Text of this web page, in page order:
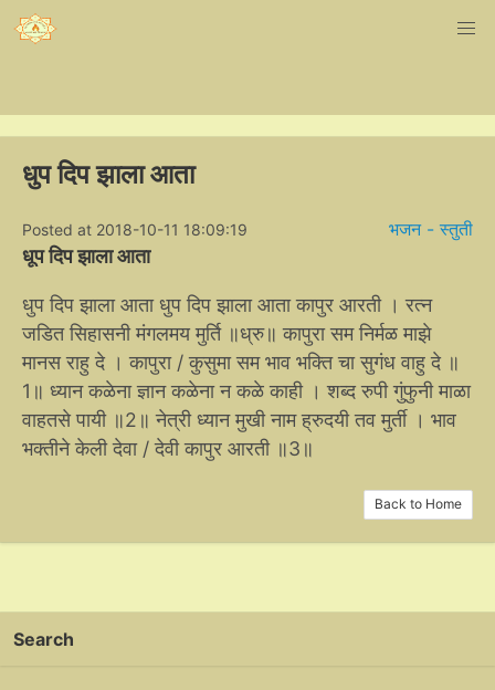
धुप दिप झाला आता
भजन - स्तुती
Posted at 2018-10-11 18:09:19
धूप दिप झाला आता
धुप दिप झाला आता धुप दिप झाला आता कापुर आरती । रत्न
जडित सिहासनी मंगलमय मुर्ति ॥ध्रु॥ कापुरा सम निर्मळ माझे
मानस राहु दे । कापुरा / कुसुमा सम भाव भक्ति चा सुगंध वाहु दे ॥
1॥ ध्यान कळेना ज्ञान कळेना न कळे काही । शब्द रुपी गुंफुनी माळा
वाहतसे पायी ॥2॥ नेत्री ध्यान मुखी नाम ह्रुदयी तव मुर्ती । भाव
भक्तीने केली देवा / देवी कापुर आरती ॥3॥
Back to Home
Search